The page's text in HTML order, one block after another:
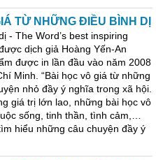
TỪ NHỮNG ĐIỀU BÌNH DỊ
- The Word’s best inspiring
dịch giả Hoàng Yến-An
được in lần đầu vào năm 2008
Minh. “Bài học vô giá từ những
nhỏ đầy ý nghĩa trong xã hội.
giá trị lớn lao, những bài học vô
sống, tinh thần, tình cảm,…
hiểu những câu chuyện đầy ý